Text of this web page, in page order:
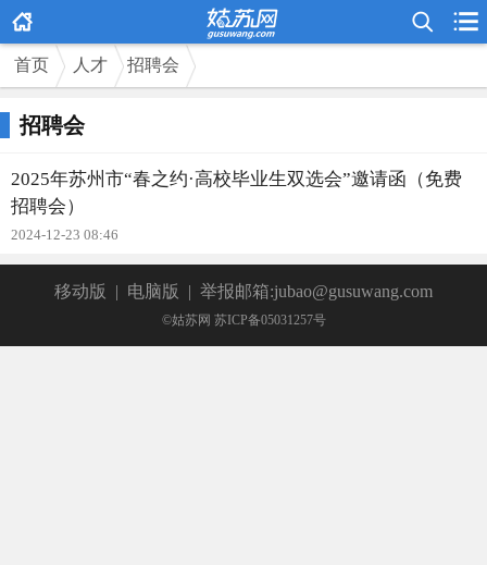
  
首页 人才 招聘会
招聘会
2025年苏州市“春之约·高校毕业生双选会”邀请函（免费
招聘会）
2024-12-23 08:46
移动版 | 电脑版 | 举报邮箱:jubao@gusuwang.com
©姑苏网 苏ICP备05031257号